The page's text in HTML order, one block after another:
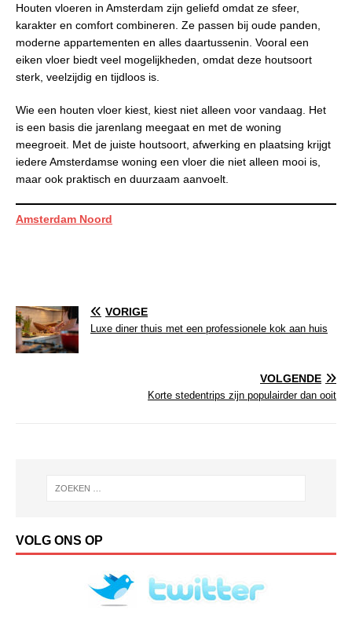
Houten vloeren in Amsterdam zijn geliefd omdat ze sfeer,
karakter en comfort combineren. Ze passen bij oude panden,
moderne appartementen en alles daartussenin. Vooral een
eiken vloer biedt veel mogelijkheden, omdat deze houtsoort
sterk, veelzijdig en tijdloos is.
Wie een houten vloer kiest, kiest niet alleen voor vandaag. Het
is een basis die jarenlang meegaat en met de woning
meegroeit. Met de juiste houtsoort, afwerking en plaatsing krijgt
iedere Amsterdamse woning een vloer die niet alleen mooi is,
maar ook praktisch en duurzaam aanvoelt.
Amsterdam Noord
VORIGE
Luxe diner thuis met een professionele kok aan huis
VOLGENDE
Korte stedentrips zijn populairder dan ooit
VOLG ONS OP